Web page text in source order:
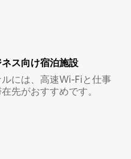
ス⁠向⁠け宿⁠泊⁠施⁠設
には、高速Wi-Fiと仕事
先がおすすめです。